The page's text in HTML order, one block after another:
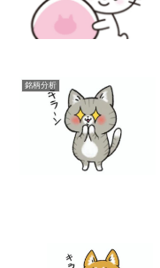
銘柄分析